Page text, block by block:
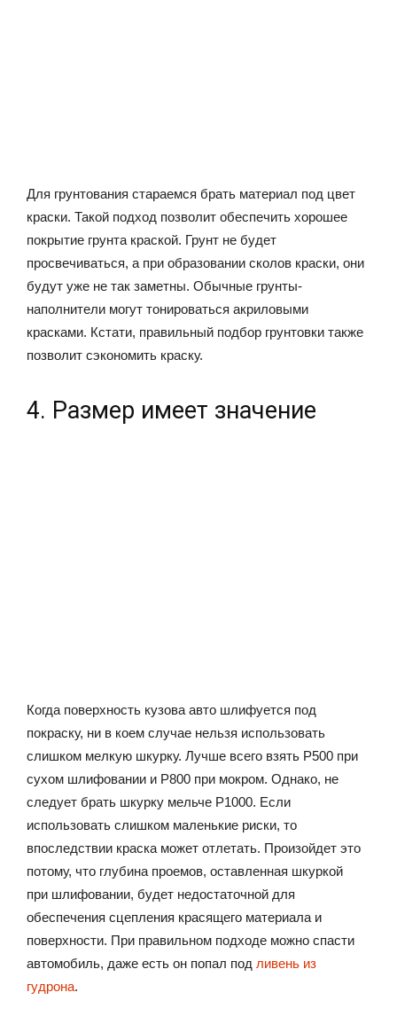
Для грунтования стараемся брать материал под цвет
краски. Такой подход позволит обеспечить хорошее
покрытие грунта краской. Грунт не будет
просвечиваться, а при образовании сколов краски, они
будут уже не так заметны. Обычные грунты-
наполнители могут тонироваться акриловыми
красками. Кстати, правильный подбор грунтовки также
позволит сэкономить краску.
4. Размер имеет значение
Когда поверхность кузова авто шлифуется под
покраску, ни в коем случае нельзя использовать
слишком мелкую шкурку. Лучше всего взять P500 при
сухом шлифовании и P800 при мокром. Однако, не
следует брать шкурку мельче P1000. Если
использовать слишком маленькие риски, то
впоследствии краска может отлетать. Произойдет это
потому, что глубина проемов, оставленная шкуркой
при шлифовании, будет недостаточной для
обеспечения сцепления красящего материала и
поверхности. При правильном подходе можно спасти
автомобиль, даже есть он попал под ливень из
гудрона.